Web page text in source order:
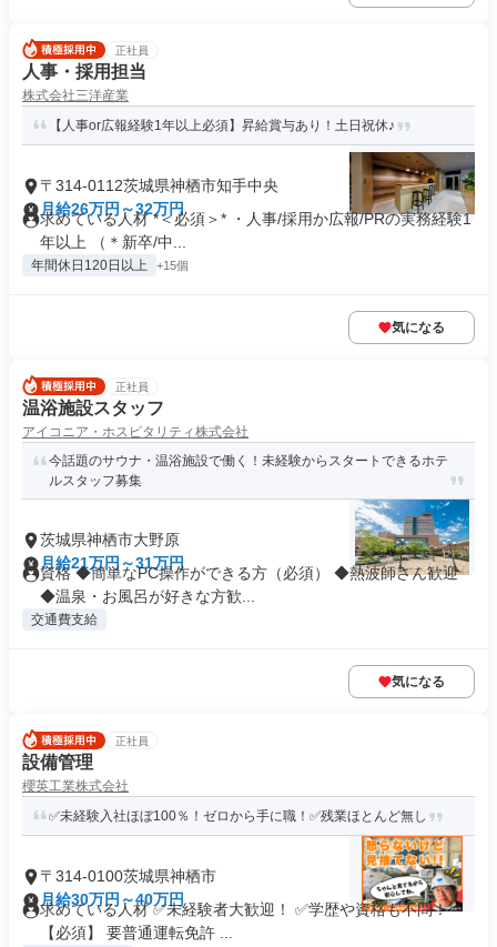
正社員
人事・採用担当
株式会社三洋産業
【人事or広報経験1年以上必須】昇給賞与あり！土日祝休♪
〒314-0112茨城県神栖市知手中央
月給26万円～32万円
求めている人材 *＜必須＞* ・人事/採用か広報/PRの実務経験1
年以上 （＊新卒/中...
年間休日120日以上 +15個
気になる
正社員
温浴施設スタッフ
アイコニア・ホスピタリティ株式会社
今話題のサウナ・温浴施設で働く！未経験からスタートできるホテ
ルスタッフ募集
茨城県神栖市大野原
月給21万円～31万円
資格 ◆簡単なPC操作ができる方（必須） ◆熱波師さん歓迎
◆温泉・お風呂が好きな方歓...
交通費支給
気になる
正社員
設備管理
櫻英工業株式会社
✅未経験入社ほぼ100％！ゼロから手に職！✅残業ほとんど無し
〒314-0100茨城県神栖市
月給30万円～40万円
求めている人材 ✅未経験者大歓迎！ ✅学歴や資格も不問！
【必須】 要普通運転免許 ...